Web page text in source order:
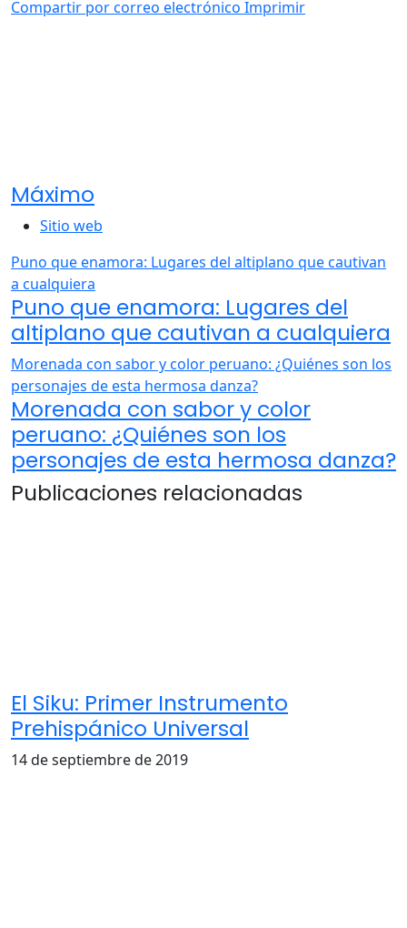
Compartir por correo electrónico Imprimir
Máximo
Sitio web
Puno que enamora: Lugares del altiplano que cautivan
a cualquiera
Puno que enamora: Lugares del
altiplano que cautivan a cualquiera
Morenada con sabor y color peruano: ¿Quiénes son los
personajes de esta hermosa danza?
Morenada con sabor y color
peruano: ¿Quiénes son los
personajes de esta hermosa danza?
Publicaciones relacionadas
El Siku: Primer Instrumento
Prehispánico Universal
14 de septiembre de 2019